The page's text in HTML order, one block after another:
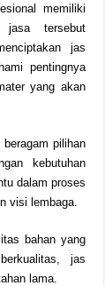
memiliki
jasa tersebut
jas
pentingnya
yang akan
pilihan
kebutuhan
dalam proses
visi lembaga.
bahan yang
jas
lama.